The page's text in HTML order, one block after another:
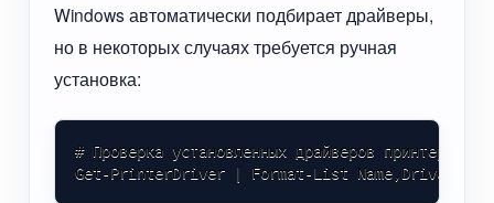
Windows автоматически подбирает драйверы,
но в некоторых случаях требуется ручная
установка:
# Проверка установленных драйверов принтера
Get-PrinterDriver | Format-List